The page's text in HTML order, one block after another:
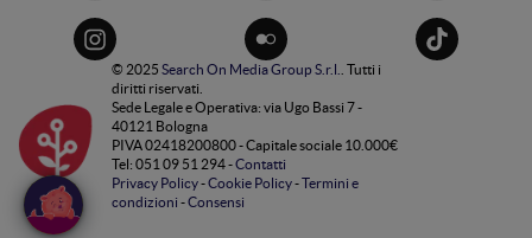
© 2025 Search On Media Group S.r.l.
. Tutti i
diritti riservati.
Sede Legale e Operativa: via Ugo Bassi 7 -
40121 Bologna
PIVA 02418200800 - Capitale sociale 10.000€
Tel: 051 09 51 294 -Contatti
Privacy Policy-Cookie Policy-Termini e
condizioni -Consensi